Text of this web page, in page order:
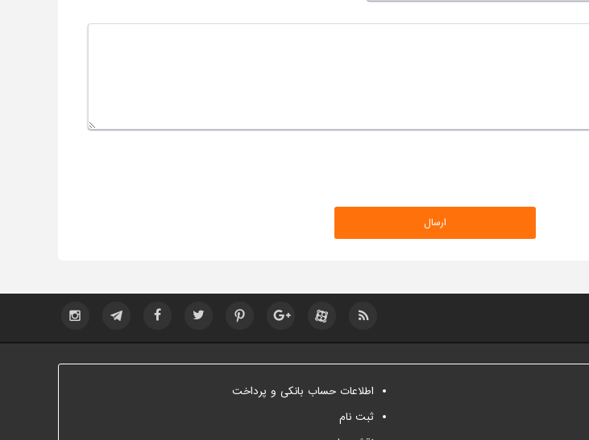
اطلاعات حساب بانکی و پرداخت
ثبت نام